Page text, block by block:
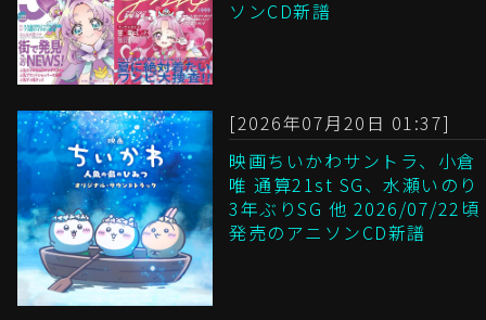
ソンCD新譜
[2026年07月20日 01:37]
映画ちいかわサントラ、小倉
唯 通算21st SG、水瀬いのり
3年ぶりSG 他 2026/07/22頃
発売のアニソンCD新譜